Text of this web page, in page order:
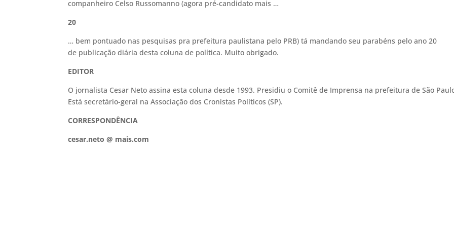
companheiro Celso Russomanno (agora pré-candidato mais …
20
… bem pontuado nas pesquisas pra prefeitura paulistana pelo PRB) tá mandando seu parabéns pelo ano 20
de publicação diária desta coluna de política. Muito obrigado.
EDITOR
O jornalista Cesar Neto assina esta coluna desde 1993. Presidiu o Comitê de Imprensa na prefeitura de São
Está secretário-geral na Associação dos Cronistas Políticos (SP).
CORRESPONDÊNCIA
cesar.neto @ mais.com